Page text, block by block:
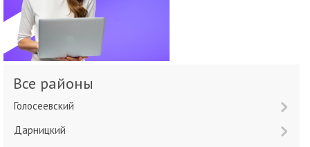
Все районы
Голосеевский
Дарницкий